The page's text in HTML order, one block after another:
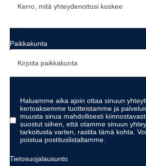
Puhelin
Paikkakunta
Haluamme aika ajoin ottaa sinuun
kertoaksemme tuotteistamme ja
muusta sinua mahdollisesti
suostut siihen, että otamme sinuun
tarkoitusta varten, rastita tämä kohta.
poistua postituslistaltamme.
Tietosuojalausunto